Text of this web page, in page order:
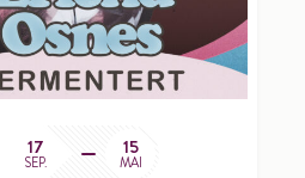
17
SEP.
15
MAI